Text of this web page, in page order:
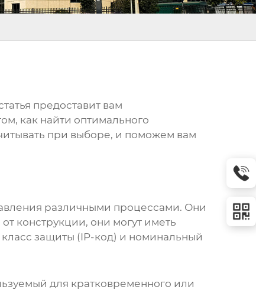
предоставит вам
как найти оптимального
при выборе, и поможем вам
различными процессами. Они
конструкции, они могут иметь
защиты (IP-код) и номинальный
для кратковременного или